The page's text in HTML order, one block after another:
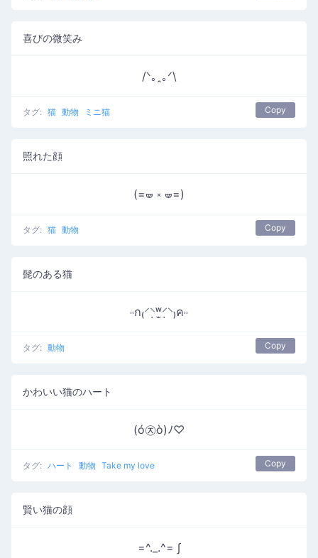
喜びの微笑み
/ᐠ｡ꞈ｡ᐟ\
タグ: 猫 動物 ミニ猫 Copy
照れた顔
(=🝦 ༝ 🝦=)
タグ: 猫 動物 Copy
髭のある猫
˓˓ก₍⸍⸌̣ʷ̣̫⸍̣⸌₎ค˒˒
タグ: 動物 Copy
かわいい猫のハート
(ó㉨ò)ﾉ♡
タグ: ハート 動物 Take my love Copy
賢い猫の顔
=^._.^= ∫